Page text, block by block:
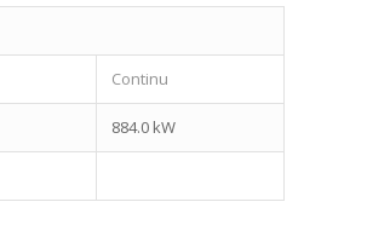
Continu
884.0 kW